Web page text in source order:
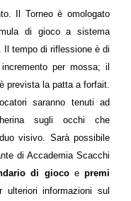
Il Torneo è omologato
di gioco a sistema
tempo di riflessione è di
per mossa; il
prevista la patta a forfait.
saranno tenuti ad
sugli occhi che
visivo. Sarà possibile
di Accademia Scacchi
di giocoe premi
ulteriori informazioni sul